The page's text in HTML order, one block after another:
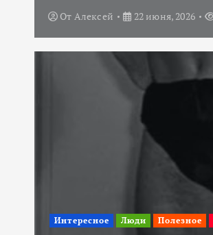
От Алексей 22 июня, 2026
Интересное Люди Полезное